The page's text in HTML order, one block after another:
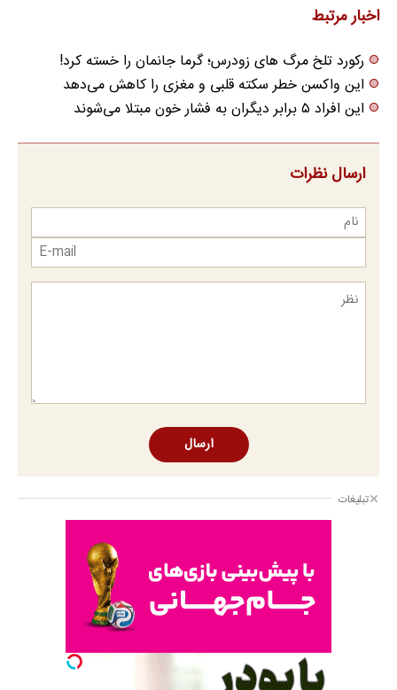
اخبار مرتبط
رکورد تلخ مرگ های زودرس؛ گرما جانمان را خسته کرد!
این واکسن خطر سکته قلبی و مغزی را کاهش می‌دهد
این افراد ۵ برابر دیگران به فشار خون مبتلا می‌شوند
ارسال نظرات
ارسال
تبلیغات